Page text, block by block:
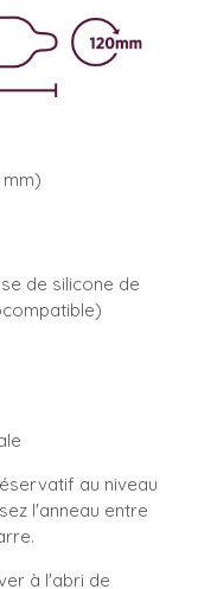
mm)
de silicone de
au niveau
l'anneau entre
à l'abri de